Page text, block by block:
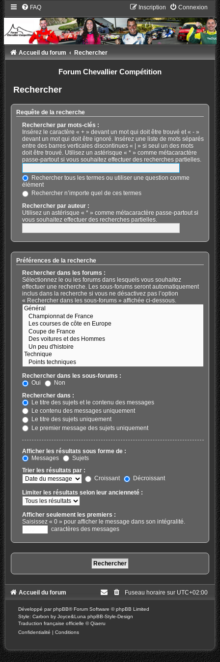
FAQ Connexion
Inscription
Accueil du forum Rechercher
Forum Chevallier Compétition
Rechercher
Requête de la recherche
Rechercher par mots-clés :
Insérez le caractère « + » devant un mot qui doit être trouvé et « - »
devant un mot qui doit être ignoré. Insérez une liste de mots séparés
entre des barres verticales discontinues « | » si seul un des mots
doit être trouvé. Utilisez un astérisque « * » comme métacaractère
passe-partout si vous souhaitez effectuer des recherches partielles.
Rechercher tous les termes ou utiliser une question comme
élément
Rechercher n’importe quel de ces termes
Rechercher par auteur :
Utilisez un astérisque « * » comme métacaractère passe-partout si
vous souhaitez effectuer des recherches partielles.
Préférences de la recherche
Rechercher dans les forums :
Sélectionnez le ou les forums dans lesquels vous souhaitez
effectuer une recherche. Les sous-forums seront automatiquement
inclus dans la recherche si vous ne désactivez pas l’option
« Rechercher dans les sous-forums » affichée ci-dessous.
Rechercher dans les sous-forums :
Oui
Non
Rechercher dans :
Le titre des sujets et le contenu des messages
Le contenu des messages uniquement
Le titre des sujets uniquement
Le premier message des sujets uniquement
Afficher les résultats sous forme de :
Messages
Sujets
Trier les résultats par :
Croissant
Décroissant
Limiter les résultats selon leur ancienneté :
Afficher seulement les premiers :
Saisissez « 0 » pour afficher le message dans son intégralité.
caractères des messages
Accueil du forum Fuseau horaire sur UTC+02:00
Développé parphpBB® Forum Software © phpBB Limited
Style: Carbon by Joyce&Luna phpBB-Style-Design
Traduction française officielle ©Qiaeru
Confidentialité | Conditions